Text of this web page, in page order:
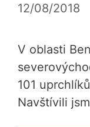
12/08/2018
V oblasti
101
Navštívili